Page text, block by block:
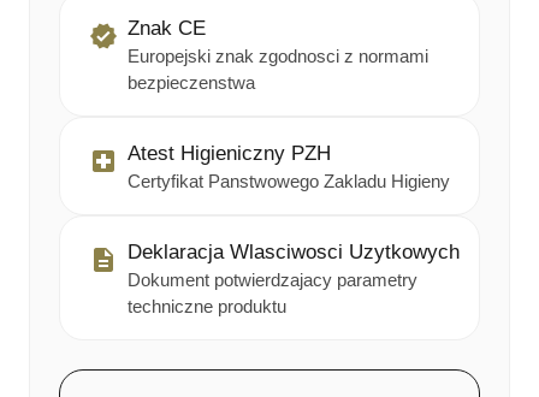
Znak CE
Europejski znak zgodnosci z normami
bezpieczenstwa
Atest Higieniczny PZH
Certyfikat Panstwowego Zakladu Higieny
Deklaracja Wlasciwosci Uzytkowych
Dokument potwierdzajacy parametry
techniczne produktu